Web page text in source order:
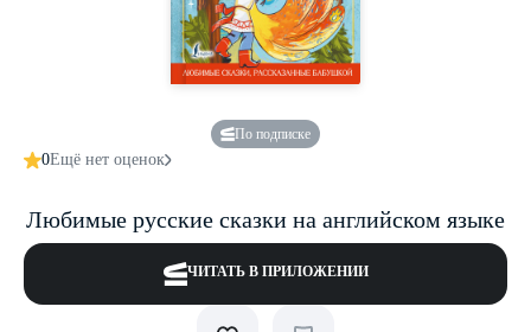
По подписке
0Ещё нет оценок
Любимые русские сказки на английском языке
ЧИТАТЬ В ПРИЛОЖЕНИИ